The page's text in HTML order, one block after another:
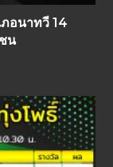
อนาทวี 14
น